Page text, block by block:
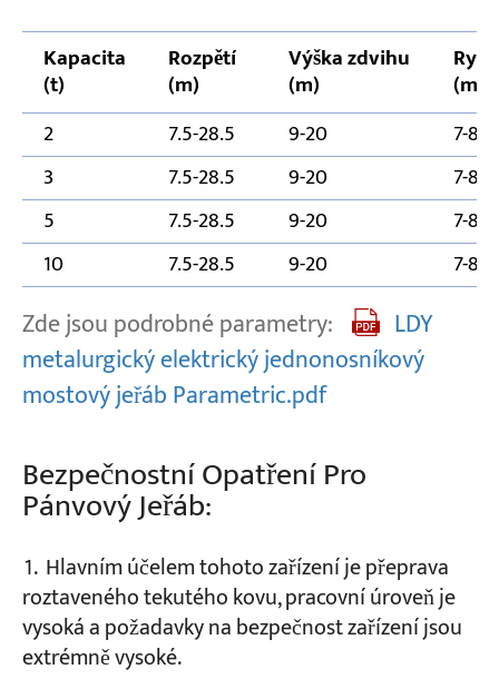
Kapacita
(t)
Rozpětí
(m)
Výška zdvihu
(m)
(m/
2
7.5-28.5 9-20
7-8
3
7.5-28.5 9-20
7-8
5
7.5-28.5 9-20
7-8
10
7.5-28.5 9-20 7-8
Zde jsou podrobné parametry:
LDY
metalurgický elektrický jednonosníkový
mostový jeřáb Parametric.pdf
Bezpečnostní Opatření Pro
Pánvový Jeřáb:
Hlavním účelem tohoto zařízení je přeprava
roztaveného tekutého kovu, pracovní úroveň je
vysoká a požadavky na bezpečnost zařízení jsou
extrémně vysoké.